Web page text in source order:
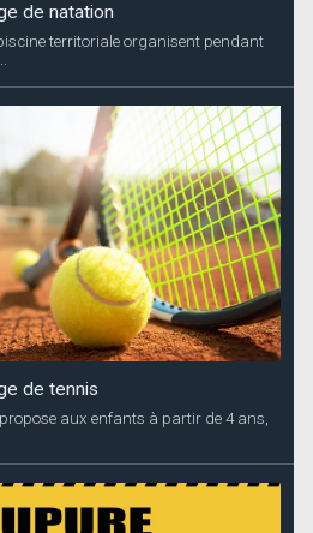
de natation
territoriale organisent pendant
de tennis
aux enfants à partir de 4 ans,